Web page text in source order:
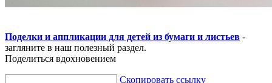
Поделки и аппликации для детей из бумаги и листьев -
загляните в наш полезный раздел.
Поделиться вдохновением
Скопировать ссылку